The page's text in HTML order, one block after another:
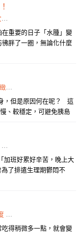
重要的日子「水腫」變
胖了一圈，無論化什麼
，但是原因何在呢？ 這
、較穩定，可避免胰島
紓壓
加班好累好辛苦，晚上大
了排遣生理期鬱悶不
肌肉量
吃得稍微多一點，就會變